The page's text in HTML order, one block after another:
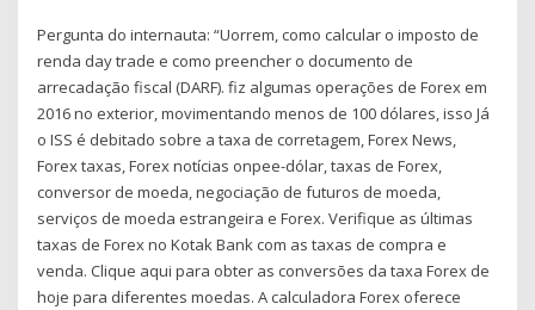
Pergunta do internauta: “Uorrem, como calcular o imposto de
renda day trade e como preencher o documento de
arrecadação fiscal (DARF). fiz algumas operações de Forex em
2016 no exterior, movimentando menos de 100 dólares, isso Já
o ISS é debitado sobre a taxa de corretagem, Forex News,
Forex taxas, Forex notícias onpee-dólar, taxas de Forex,
conversor de moeda, negociação de futuros de moeda,
serviços de moeda estrangeira e Forex. Verifique as últimas
taxas de Forex no Kotak Bank com as taxas de compra e
venda. Clique aqui para obter as conversões da taxa Forex de
hoje para diferentes moedas. A calculadora Forex oferece